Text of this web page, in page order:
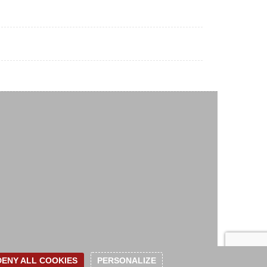
ALL COOKIES PERSONALIZE